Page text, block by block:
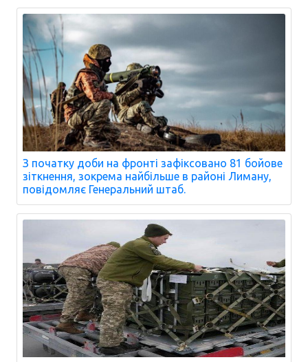
З початку доби на фронті зафіксовано 81 бойове
зіткнення, зокрема найбільше в районі Лиману,
повідомляє Генеральний штаб.